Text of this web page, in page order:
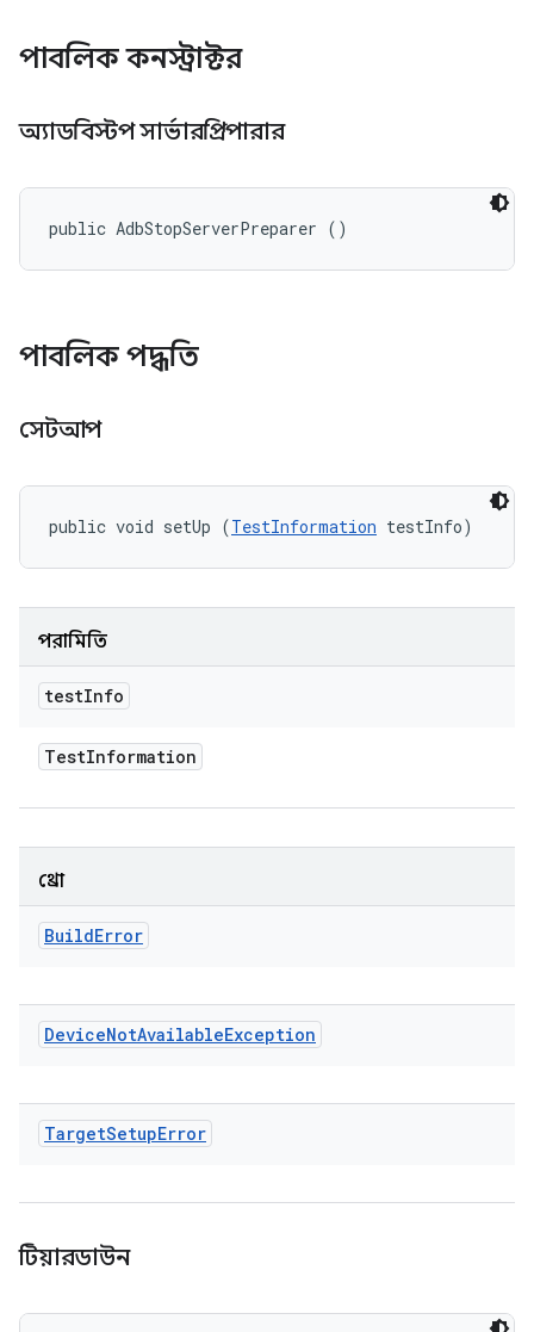
পাবলিক কনস্ট্রাক্টর
অ্যাডবিস্টপ সার্ভারপ্রিপারার
public AdbStopServerPreparer ()
পাবলিক পদ্ধতি
সেটআপ
public void setUp (TestInformation testInfo)
পরামিতি
testInfo
TestInformation
থ্রো
BuildError
DeviceNotAvailableException
TargetSetupError
টিয়ারডাউন